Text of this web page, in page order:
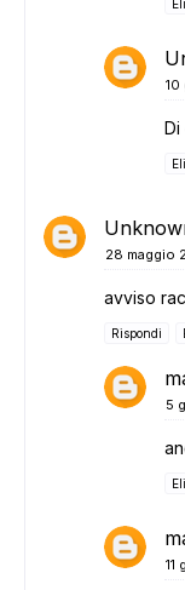
10
Di
28 maggio
avviso
Rispondi
5
11